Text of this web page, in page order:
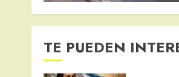
TE PUEDEN